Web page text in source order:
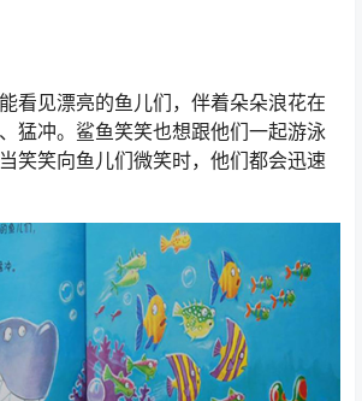
看见漂亮的鱼儿们，伴着朵朵浪花在
猛冲。鲨鱼笑笑也想跟他们一起游泳
笑笑向鱼儿们微笑时，他们都会迅速